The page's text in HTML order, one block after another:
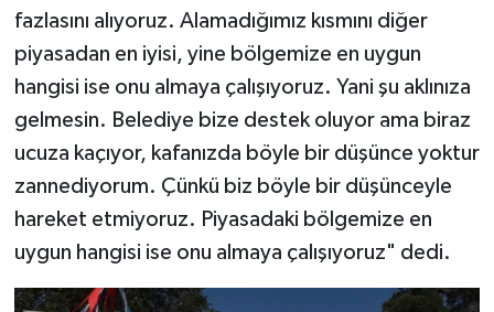
fazlasını alıyoruz. Alamadığımız kısmını diğer
piyasadan en iyisi, yine bölgemize en uygun
hangisi ise onu almaya çalışıyoruz. Yani şu aklınıza
gelmesin. Belediye bize destek oluyor ama biraz
ucuza kaçıyor, kafanızda böyle bir düşünce yoktur
zannediyorum. Çünkü biz böyle bir düşünceyle
hareket etmiyoruz. Piyasadaki bölgemize en
uygun hangisi ise onu almaya çalışıyoruz" dedi.